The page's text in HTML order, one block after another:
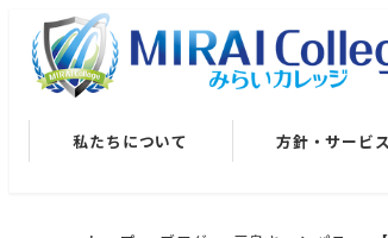
私たちについて 方針・サービ